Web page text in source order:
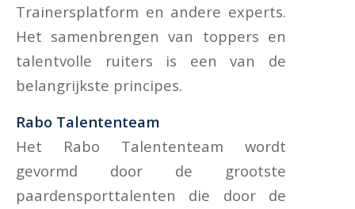
Trainersplatform en andere experts.
Het samenbrengen van toppers en
talentvolle ruiters is een van de
belangrijkste principes.
Rabo Talententeam
Het Rabo Talententeam wordt
gevormd door de grootste
paardensporttalenten die door de